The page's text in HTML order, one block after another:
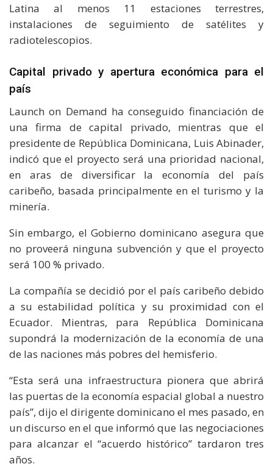
Latina al menos 11 estaciones terrestres,
instalaciones de seguimiento de satélites y
radiotelescopios.
Capital privado y apertura económica para el
país
Launch on Demand ha conseguido financiación de
una firma de capital privado, mientras que el
presidente de República Dominicana, Luis Abinader,
indicó que el proyecto será una prioridad nacional,
en aras de diversificar la economía del país
caribeño, basada principalmente en el turismo y la
minería.
Sin embargo, el Gobierno dominicano asegura que
no proveerá ninguna subvención y que el proyecto
será 100 % privado.
La compañía se decidió por el país caribeño debido
a su estabilidad política y su proximidad con el
Ecuador. Mientras, para República Dominicana
supondrá la modernización de la economía de una
de las naciones más pobres del hemisferio.
“Esta será una infraestructura pionera que abrirá
las puertas de la economía espacial global a nuestro
país”, dijo el dirigente dominicano el mes pasado, en
un discurso en el que informó que las negociaciones
para alcanzar el “acuerdo histórico” tardaron tres
años.